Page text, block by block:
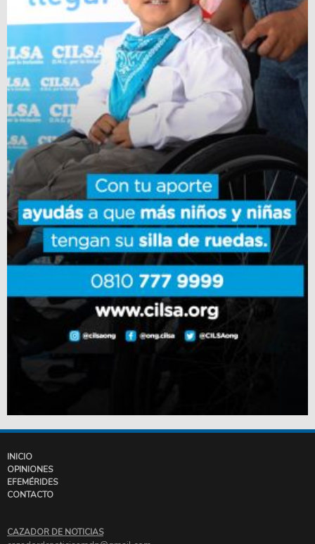
INICIO
OPINIONES
EFEMÉRIDES
CONTACTO
CAZADOR DE NOTICIAS